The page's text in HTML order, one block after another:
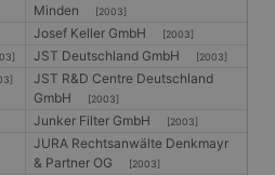
Minden
[2003]
Josef Keller GmbH [2003]
JST Deutschland GmbH [2003]
JST R&D Centre Deutschland
GmbH
[2003]
Junker Filter GmbH [2003]
JURA Rechtsanwälte Denkmayr
& Partner OG
[2003]